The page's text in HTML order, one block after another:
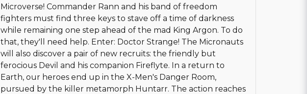
Microverse! Commander Rann and his band of freedom
fighters must find three keys to stave off a time of darkness
while remaining one step ahead of the mad King Argon. To do
that, they'll need help. Enter: Doctor Strange! The Micronauts
will also discover a pair of new recruits: the friendly but
ferocious Devil and his companion Fireflyte. In a return to
Earth, our heroes end up in the X-Men's Danger Room,
pursued by the killer metamorph Huntarr. The action reaches